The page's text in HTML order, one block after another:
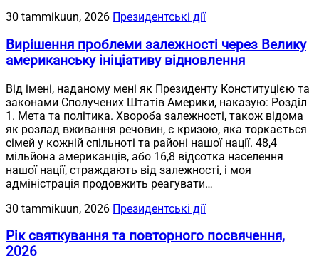
30 tammikuun, 2026 Президентські дії
Вирішення проблеми залежності через Велику
американську ініціативу відновлення
Від імені, наданому мені як Президенту Конституцією та
законами Сполучених Штатів Америки, наказую: Розділ
1. Мета та політика. Хвороба залежності, також відома
як розлад вживання речовин, є кризою, яка торкається
сімей у кожній спільноті та районі нашої нації. 48,4
мільйона американців, або 16,8 відсотка населення
нашої нації, страждають від залежності, і моя
адміністрація продовжить реагувати…
30 tammikuun, 2026 Президентські дії
Рік святкування та повторного посвячення,
2026